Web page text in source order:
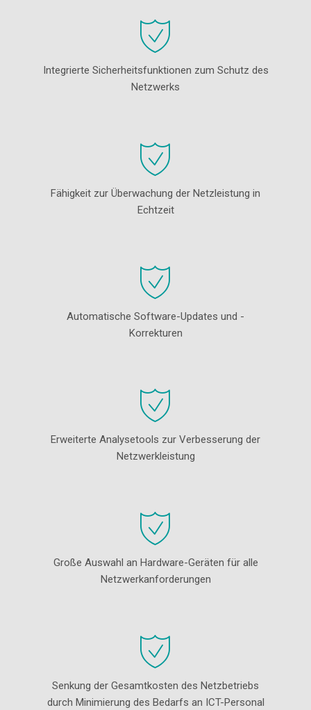
Integrierte Sicherheitsfunktionen zum Schutz des
Netzwerks
Fähigkeit zur Überwachung der Netzleistung in
Echtzeit
Automatische Software-Updates und -
Korrekturen
Erweiterte Analysetools zur Verbesserung der
Netzwerkleistung
Große Auswahl an Hardware-Geräten für alle
Netzwerkanforderungen
Senkung der Gesamtkosten des Netzbetriebs
durch Minimierung des Bedarfs an ICT-Personal